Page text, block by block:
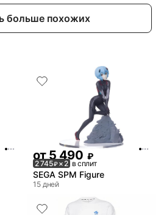
больше похожих
от5 490 ₽
2 745₽× 2 в сплит
SEGA SPM Figure
15 дней